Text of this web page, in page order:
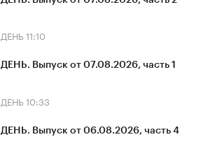
ДЕНЬ 11:10
ДЕНЬ. Выпуск от 07.08.2026, часть 1
ДЕНЬ 10:33
ДЕНЬ. Выпуск от 06.08.2026, часть 4